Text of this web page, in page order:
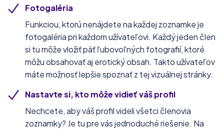
Fotogaléria
Funkciou, ktorú nenájdete na každej zoznamke je
fotogaléria pri každom užívateľovi. Každý jeden člen
si tu môže vložiť päť ľubovoľných fotografií, ktoré
môžu obsahovať aj erotický obsah. Takto užívateľov
máte možnosť lepšie spoznať z tej vizuálnej stránky.
Nastavte si, kto môže vidieť váš profil
Nechcete, aby váš profil videli všetci členovia
zoznamky? Je tu pre vás jednoduché riešenie. Na